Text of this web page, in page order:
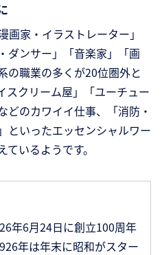
家・イラストレーター」
ダンサー」「音楽家」「画
の職業の多くが20位圏外と
スクリーム屋」「ユーチュー
どのカワイイ仕事、「消防・
といったエッセンシャルワー
いるようです。
年6月24日に創立100周年
年は年末に昭和がスター